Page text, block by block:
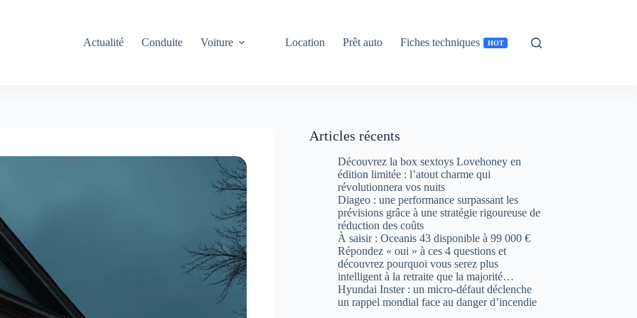
Actualité Conduite Voiture Location Prêt auto Fiches techniques HOT
Articles récents
Découvrez la box sextoys Lovehoney en
édition limitée : l’atout charme qui
révolutionnera vos nuits
Diageo : une performance surpassant les
prévisions grâce à une stratégie rigoureuse de
réduction des coûts
À saisir : Oceanis 43 disponible à 99 000 €
Répondez « oui » à ces 4 questions et
découvrez pourquoi vous serez plus
intelligent à la retraite que la majorité…
Hyundai Inster : un micro-défaut déclenche
un rappel mondial face au danger d’incendie